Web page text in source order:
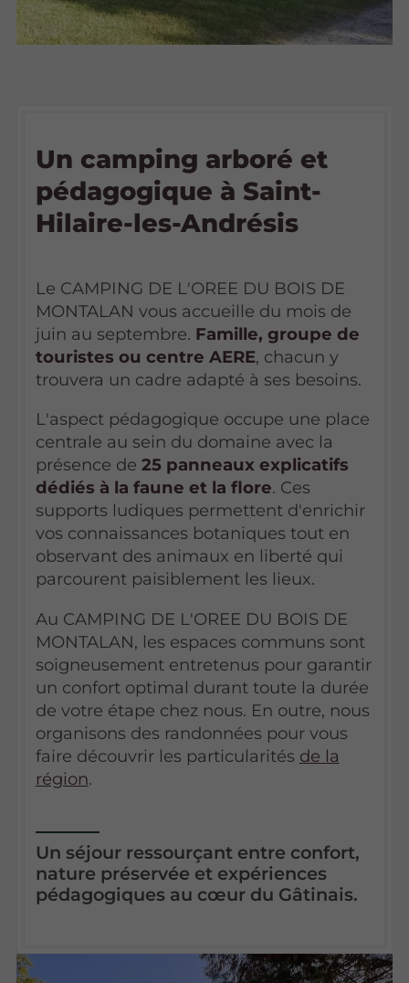
Un camping arboré et
pédagogique à Saint-
Hilaire-les-Andrésis
Le CAMPING DE L'OREE DU BOIS DE
MONTALAN vous accueille du mois de
juin au septembre. Famille, groupe de
touristes ou centre AERE, chacun y
trouvera un cadre adapté à ses besoins.
L'aspect pédagogique occupe une place
centrale au sein du domaine avec la
présence de 25 panneaux explicatifs
dédiés à la faune et la flore. Ces
supports ludiques permettent d'enrichir
vos connaissances botaniques tout en
observant des animaux en liberté qui
parcourent paisiblement les lieux.
Au CAMPING DE L'OREE DU BOIS DE
MONTALAN, les espaces communs sont
soigneusement entretenus pour garantir
un confort optimal durant toute la durée
de votre étape chez nous. En outre, nous
organisons des randonnées pour vous
faire découvrir les particularités de la
région.
Un séjour ressourçant entre confort,
nature préservée et expériences
pédagogiques au cœur du Gâtinais.